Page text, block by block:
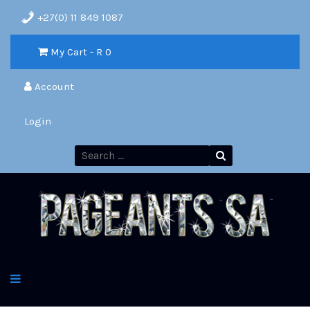
+27(0) 11 849 1087
My Cart - R 0
Account
Login